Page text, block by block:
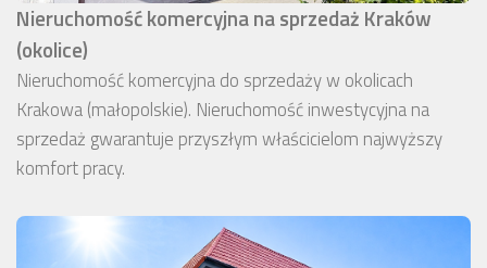
Nieruchomość komercyjna na sprzedaż Kraków
(okolice)
Nieruchomość komercyjna do sprzedaży w okolicach
Krakowa (małopolskie). Nieruchomość inwestycyjna na
sprzedaż gwarantuje przyszłym właścicielom najwyższy
komfort pracy.